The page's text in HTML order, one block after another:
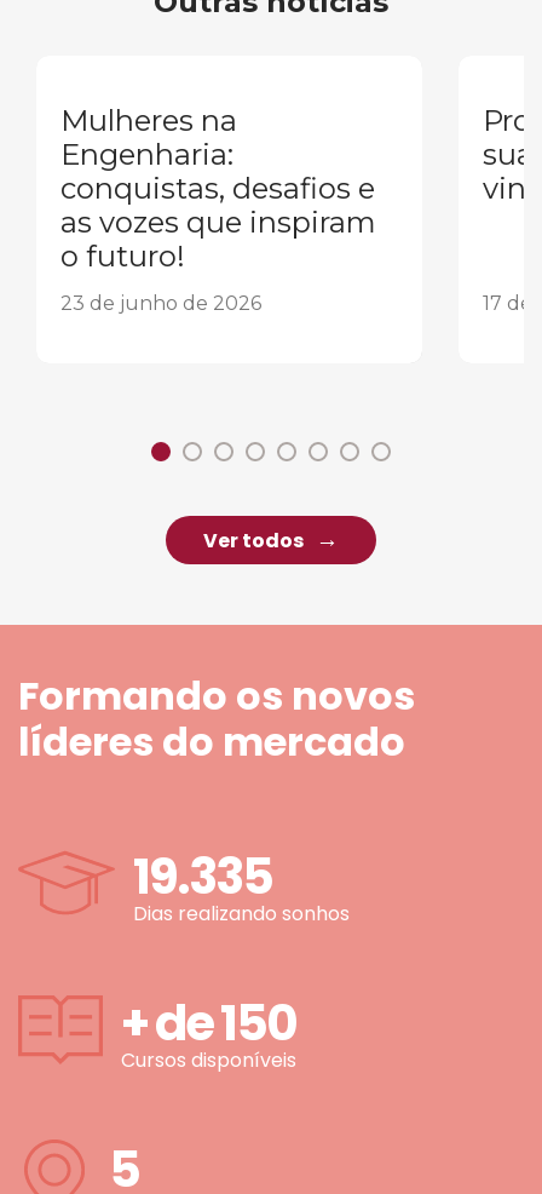
Mulheres na
Engenharia:
conquistas, desafios e
as vozes que inspiram
o futuro!
23 de junho de 2026
sua
17 de
Ver todos
Formando os novos
líderes do mercado
19.335
Dias realizando sonhos
+ de150
Cursos disponíveis
5